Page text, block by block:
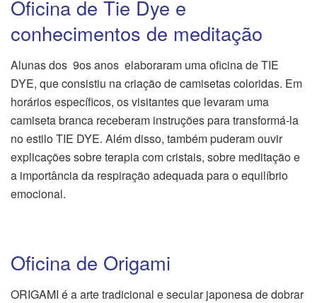
Oficina de Tie Dye e
conhecimentos de meditação
Alunas dos 9os anos elaboraram uma oficina de TIE
DYE, que consistiu na criação de camisetas coloridas. Em
horários específicos, os visitantes que levaram uma
camiseta branca receberam instruções para transformá-la
no estilo TIE DYE. Além disso, também puderam ouvir
explicações sobre terapia com cristais, sobre meditação e
a importância da respiração adequada para o equilíbrio
emocional.
Oficina de Origami
ORIGAMI é a arte tradicional e secular japonesa de dobrar